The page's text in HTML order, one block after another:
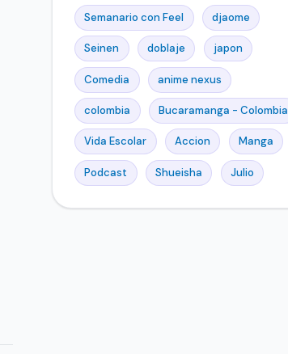
Semanario con Feel djaome
Seinen doblaje japon
Comedia anime nexus
colombia Bucaramanga - Colombia
Vida Escolar Accion Manga
Podcast Shueisha Julio